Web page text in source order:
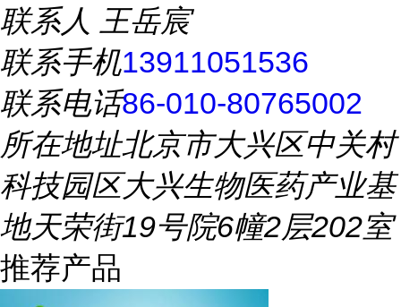
联系人 王岳宸
联系手机13911051536
联系电话86-010-80765002
所在地址北京市大兴区中关村
科技园区大兴生物医药产业基
地天荣街19号院6幢2层202室
推荐产品